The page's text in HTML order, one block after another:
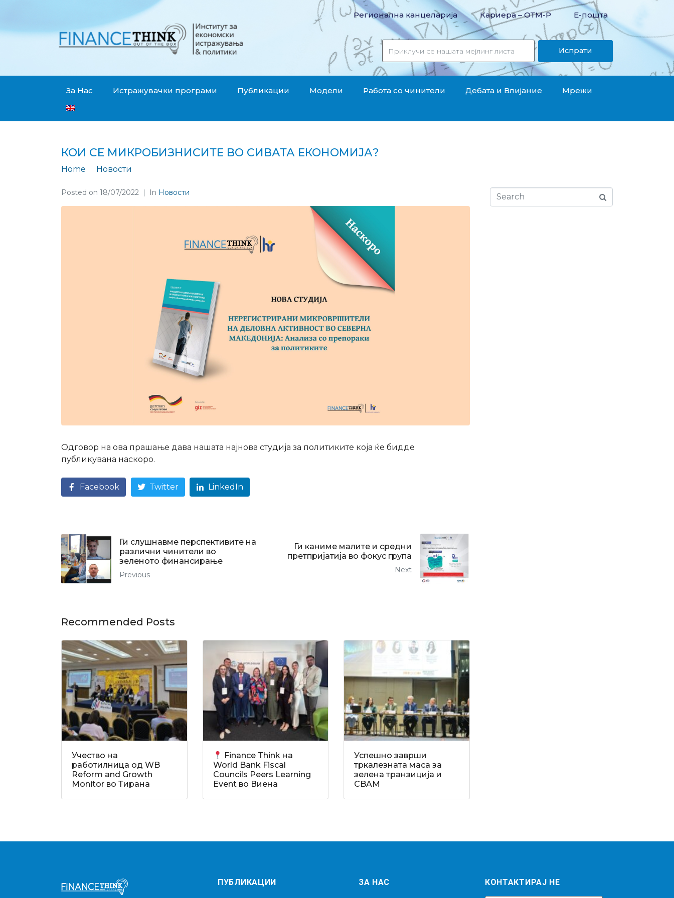
Регионална канцеларија Кариера – OТМ-Р Е-пошта
Испрати
За Нас Истражувачки програми Публикации Модели Работа со чинители Дебата и Влијание Мрежи
КОИ СЕ МИКРОБИЗНИСИТЕ ВО СИВАТА ЕКОНОМИЈА?
Home Новости
Posted on 18/07/2022 In Новости
Одговор на ова прашање дава нашата најнова студија за политиките која ќе бидде
публикувана наскоро.
Facebook Twitter LinkedIn
Ги слушнавме перспективите на
различни чинители во
зеленото финансирање
Previous
Ги каниме малите и средни
претпријатија во фокус група
Next
Recommended Posts
Учество на
работилница од WB
Reform and Growth
Monitor во Тирана
Finance Think на
World Bank Fiscal
Councils Peers Learning
Event во Виена
Успешно заврши
тркалезната маса за
зелена транзиција и
CBAM
ПУБЛИКАЦИИ ЗА НАС КОНТАКТИРАЈ НЕ